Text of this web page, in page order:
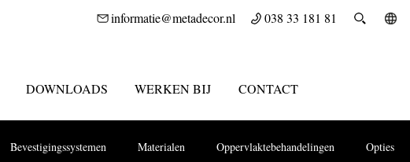
informatie@metadecor.nl 038 33 181 81
DOWNLOADS WERKEN BIJ CONTACT
Bevestigingssystemen Materialen Oppervlaktebehandelingen Opties